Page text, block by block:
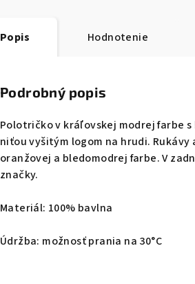
Popis Hodnotenie
Podrobný popis
Polotričko v kráľovskej modrej farbe
niťou vyšitým logom na hrudi.
oranžovej a bledomodrej farbe. V
značky.
Materiál: 100% bavlna
Údržba: možnosť prania na 30°C